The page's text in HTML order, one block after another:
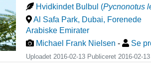
Hvidkindet Bulbul (Pycnonotus
Al Safa Park, Dubai, Forenede
Arabiske Emirater
Michael Frank Nielsen - Se
Uploadet 2016-02-13 Publiceret2016-02-13